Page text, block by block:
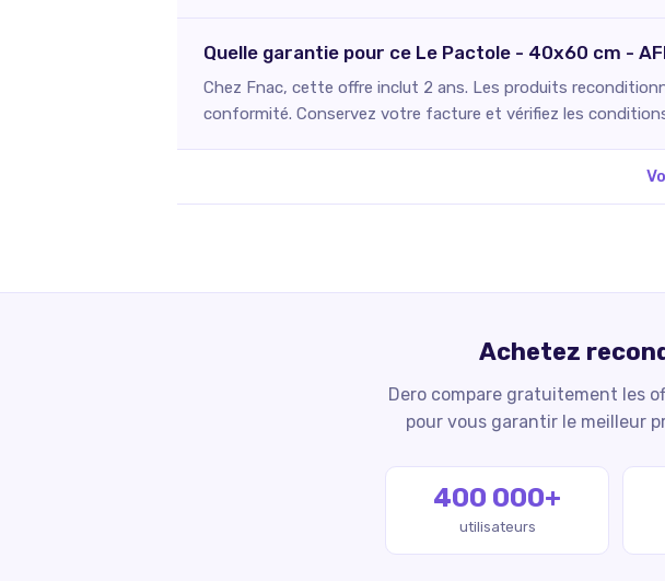
Quelle garantie pour ce Le Pactole - 40x60 cm -
Chez Fnac, cette offre inclut 2 ans. Les produits
conformité. Conservez votre facture et vérifiez les
Achetez
Dero compare gratuitement les
pour vous garantir le meilleur
400 000+
utilisateurs